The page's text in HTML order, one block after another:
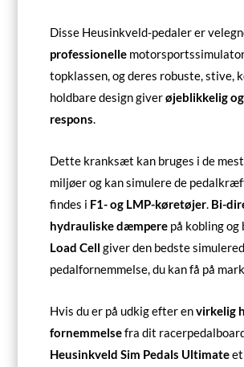
Disse Heusinkveld-pedaler er
professionelle
topklassen, og deres robuste, stive,
holdbare design giverøjeblikkelig
respons.
Dette kranksæt kan bruges i de
miljøer og kan simulere de
findes i F1- og LMP-køretøjer. Bi-
hydrauliske dæmpere på kobling og
Load Cell giver den bedste
pedalfornemmelse, du kan få på
Hvis du er på udkig efter envirkelig
fornemmelsefra dit
Heusinkveld Sim Pedals Ultimateet